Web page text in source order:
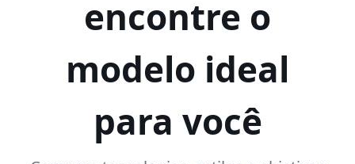
encontre o
modelo ideal
para você